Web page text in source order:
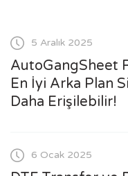
5 Aralık 2025
AutoGangSheet
En İyi Arka Plan
Daha Erişilebilir!
6 Ocak 2025